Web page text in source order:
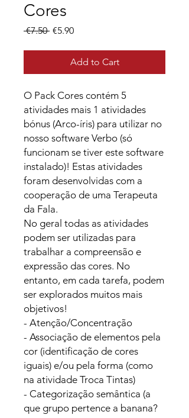
Cores
€7.50 Regular
€5.90Sale
Add to Cart
O Pack Cores contém 5
atividades mais 1 atividades
bónus (Arco-íris) para utilizar no
nosso software Verbo (só
funcionam se tiver este software
instalado)! Estas atividades
foram desenvolvidas com a
cooperação de uma Terapeuta
da Fala.
No geral todas as atividades
podem ser utilizadas para
trabalhar a compreensão e
expressão das cores. No
entanto, em cada tarefa, podem
ser explorados muitos mais
objetivos!
- Atenção/Concentração
- Associação de elementos pela
cor (identificação de cores
iguais) e/ou pela forma (como
na atividade Troca Tintas)
- Categorização semântica (a
que grupo pertence a banana?